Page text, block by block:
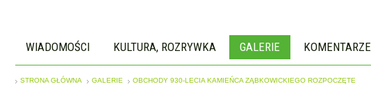
WIADOMOŚCI KULTURA, ROZRYWKA GALERIE KOMENTARZE
STRONA GŁÓWNA GALERIE OBCHODY 930-LECIA KAMIEŃCA ZĄBKOWICKIEGO ROZPOCZĘTE